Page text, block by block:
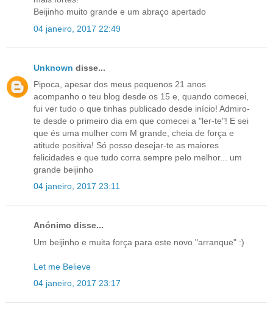
Beijinho muito grande e um abraço apertado
04 janeiro, 2017 22:49
Unknown disse...
Pipoca, apesar dos meus pequenos 21 anos
acompanho o teu blog desde os 15 e, quando comecei,
fui ver tudo o que tinhas publicado desde início! Admiro-
te desde o primeiro dia em que comecei a "ler-te"! E sei
que és uma mulher com M grande, cheia de força e
atitude positiva! Só posso desejar-te as maiores
felicidades e que tudo corra sempre pelo melhor... um
grande beijinho
04 janeiro, 2017 23:11
Anónimo disse...
Um beijinho e muita força para este novo "arranque" :)
Let me Believe
04 janeiro, 2017 23:17